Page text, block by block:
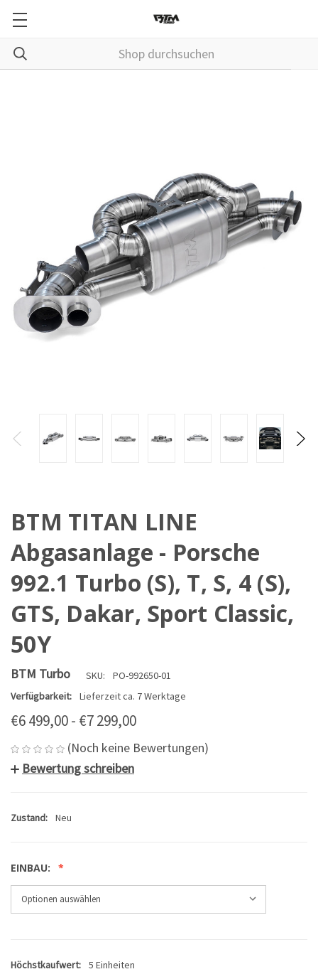
BTM TITAN LINE
Abgasanlage - Porsche
992.1 Turbo (S), T, S, 4 (S),
GTS, Dakar, Sport Classic,
50Y
BTM Turbo SKU:
PO-992650-01
Verfügbarkeit:
Lieferzeit ca. 7 Werktage
€6 499,00 - €7 299,00
(Noch keine Bewertungen)
Bewertung schreiben
Zustand: Neu
EINBAU:
AKTUELLER
Höchstkaufwert: 5 Einheiten